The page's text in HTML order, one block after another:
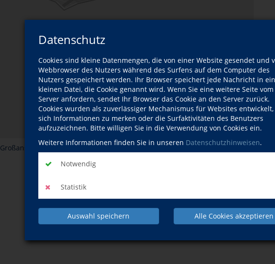
Datenschutz
Cookies sind kleine Datenmengen, die von einer Website gesendet und
Webbrowser des Nutzers während des Surfens auf dem Computer des
Nutzers gespeichert werden. Ihr Browser speichert jede Nachricht in
kleinen Datei, die Cookie genannt wird. Wenn Sie eine weitere Seite vom
Server anfordern, sendet Ihr Browser das Cookie an den Server zurück.
Cookies wurden als zuverlässiger Mechanismus für Websites
sich Informationen zu merken oder die Surfaktivitäten des Benutzers
aufzuzeichnen. Bitte willigen Sie in die Verwendung von Cookies ein.
Weitere Informationen finden Sie in unseren Datenschutzhinweisen.
Notwendig
Statistik
Auswahl speichern Alle Cookies akzeptieren
Großansicht der Karte öffnen